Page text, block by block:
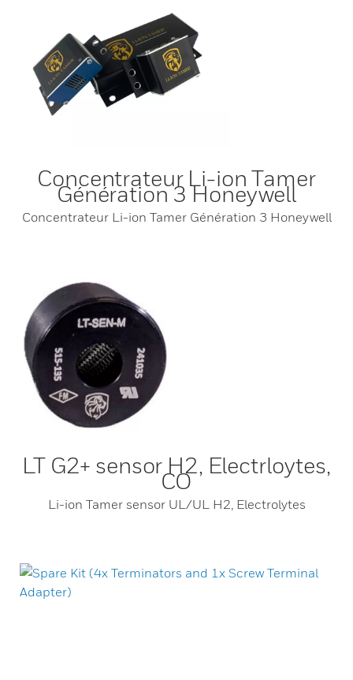
Concentrateur Li-ion Tamer
Génération 3 Honeywell
Concentrateur Li-ion Tamer Génération 3 Honeywell
LT G2+ sensor H2, Electrloytes,
CO
Li-ion Tamer sensor UL/UL H2, Electrolytes